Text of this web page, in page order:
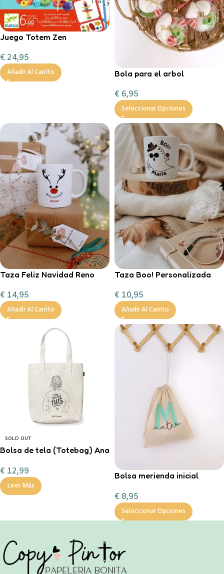
Juego Totem Zen
€ 24,95
Añadir Al Carrito
Bola para el arbol
€ 6,95
Seleccionar Opciones
Taza Feliz Navidad Reno
chocolate a la taza, nubes y
bas
€ 14,95
Añadir Al Carrito
Taza Boo! Personalizada
€ 10,95
Añadir Al Carrito
SOLD OUT
Bolsa de tela (Totebag) Ana
€ 12,99
Leer Más
Bolsa merienda inicial
€ 8,95
Seleccionar Opciones